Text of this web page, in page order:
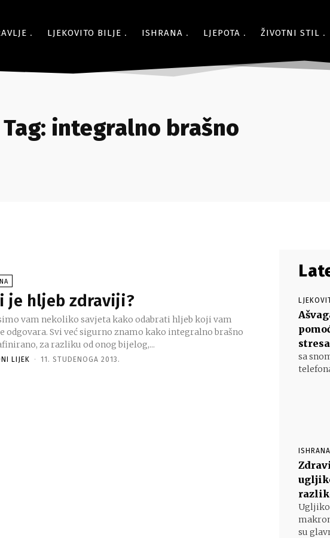
LJEKOVITO BILJE ISHRANA LJEPOTA ŽIVOTNI STIL
Tag: integralno brašno
je hljeb zdraviji?
vam nekoliko savjeta kako odabrati hljeb koji vam
sigurno znamo kako integralno brašno
za razliku od onog bijelog,...
LIJEK - 11. STUDENOGA 2013.
stresa
sa
ISHRANA
su